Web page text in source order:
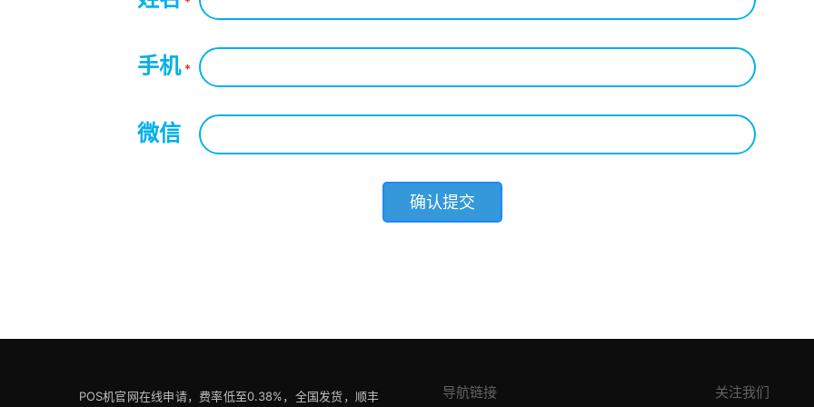
手机*
微信
POS机官网在线申请，费率低至0.38%，全国发货，顺丰 导航链接 关注我们